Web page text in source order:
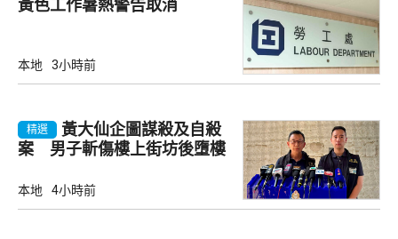
黃色工作暑熱警告取消
本地 3小時前
精選
黃大仙企圖謀殺及自殺
案 男子斬傷樓上街坊後墮樓
本地 4小時前